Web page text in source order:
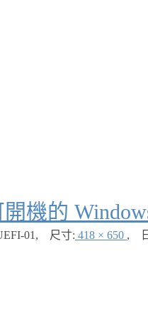
機的
01 , 尺寸: 418 × 650 ,